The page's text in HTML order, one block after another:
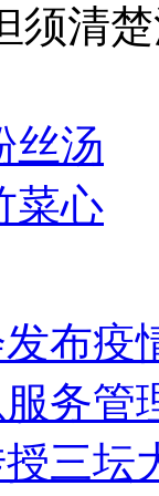
须清
丝汤
菜心
布疫
务管
三坛